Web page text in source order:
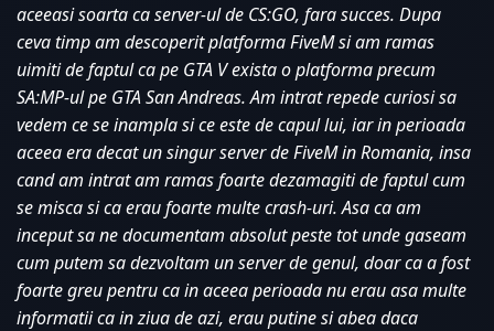
aceeasi soarta ca server-ul de CS:GO, fara succes. Dupa
ceva timp am descoperit platforma FiveM si am ramas
uimiti de faptul ca pe GTA V exista o platforma precum
SA:MP-ul pe GTA San Andreas. Am intrat repede curiosi sa
vedem ce se inampla si ce este de capul lui, iar in perioada
aceea era decat un singur server de FiveM in Romania, insa
cand am intrat am ramas foarte dezamagiti de faptul cum
se misca si ca erau foarte multe crash-uri. Asa ca am
inceput sa ne documentam absolut peste tot unde gaseam
cum putem sa dezvoltam un server de genul, doar ca a fost
foarte greu pentru ca in aceea perioada nu erau asa multe
informatii ca in ziua de azi, erau putine si abea daca